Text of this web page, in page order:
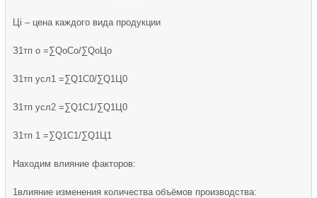
Цi – цена каждого вида продукции
З1тп о =∑QоCо/∑QоЦо
З1тп усл1 =∑Q1C0/∑Q1Ц0
З1тп усл2 =∑Q1C1/∑Q1Ц0
З1тп 1 =∑Q1C1/∑Q1Ц1
Находим влияние факторов:
1влияние изменения количества объёмов производства: